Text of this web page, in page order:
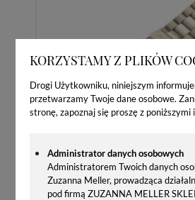
KORZYSTAMY Z PLIKÓW
Drogi Użytkowniku, niniejszym
przetwarzamy Twoje dane osobowe.
stronę, zapoznaj się proszę z poniższymi
Administrator danych osobowych
Administratorem Twoich danych
Zuzanna Meller, prowadząca
pod firmą ZUZANNA MELLER